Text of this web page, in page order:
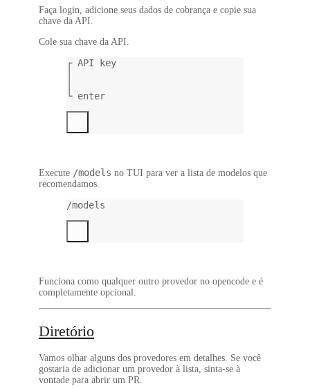
Faça login, adicione seus dados de cobrança e copie sua
chave da API.
Cole sua chave da API.
┌ API key
└ enter
Execute /models no TUI para ver a lista de modelos que
recomendamos.
/models
Funciona como qualquer outro provedor no opencode e é
completamente opcional.
Diretório
Vamos olhar alguns dos provedores em detalhes. Se você
gostaria de adicionar um provedor à lista, sinta-se à
vontade para abrir um PR.